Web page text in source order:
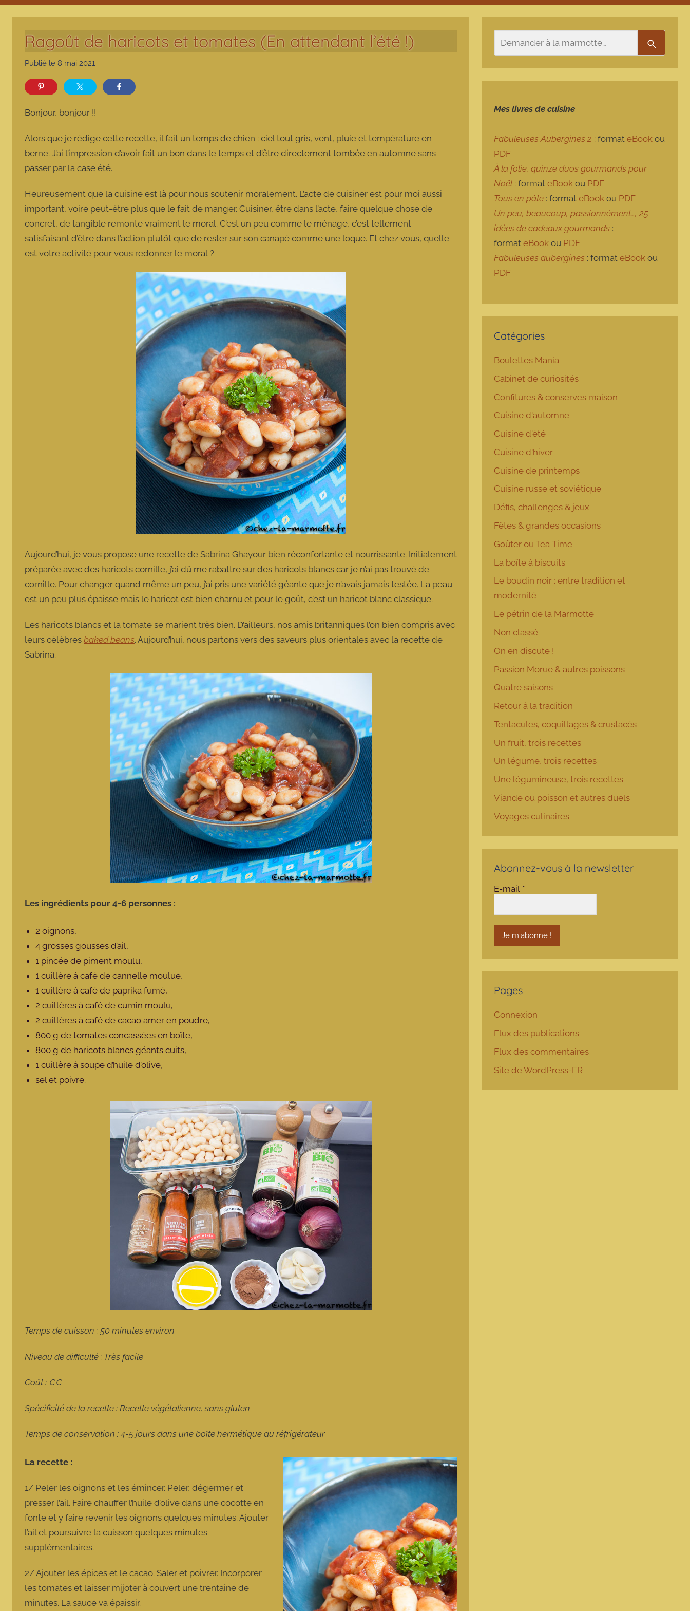
Ragoût de haricots et tomates (En attendant l’été !)
Publié le 8 mai 2021
r
a
m
o
t
e
Bonjour, bonjour !!
Alors que je rédige cette recette, il fait un temps de chien : ciel tout gris, vent, pluie et température en
berne. J’ai l’impression d’avoir fait un bon dans le temps et d’être directement tombée en automne sans
passer par la case été.
Heureusement que la cuisine est là pour nous soutenir moralement. L’acte de cuisiner est pour moi aussi
important, voire peut-être plus que le fait de manger. Cuisiner, être dans l’acte, faire quelque chose de
concret, de tangible remonte vraiment le moral. C’est un peu comme le ménage, c’est tellement
satisfaisant d’être dans l’action plutôt que de rester sur son canapé comme une loque. Et chez vous, quelle
est votre activité pour vous redonner le moral ?
Aujourd’hui, je vous propose une recette de Sabrina Ghayour bien réconfortante et nourrissante. Initialement
préparée avec des haricots cornille, j’ai dû me rabattre sur des haricots blancs car je n’ai pas trouvé de
cornille. Pour changer quand même un peu, j’ai pris une variété géante que je n’avais jamais testée. La peau
est un peu plus épaisse mais le haricot est bien charnu et pour le goût, c’est un haricot blanc classique.
Les haricots blancs et la tomate se marient très bien. D’ailleurs, nos amis britanniques l’on bien compris avec
leurs célèbres baked beans. Aujourd’hui, nous partons vers des saveurs plus orientales avec la recette de
Sabrina.
Les ingrédients pour 4-6 personnes :
2 oignons,
4 grosses gousses d’ail,
1 pincée de piment moulu,
1 cuillère à café de cannelle moulue,
1 cuillère à café de paprika fumé,
2 cuillères à café de cumin moulu,
2 cuillères à café de cacao amer en poudre,
800 g de tomates concassées en boîte,
800 g de haricots blancs géants cuits,
1 cuillère à soupe d’huile d’olive,
sel et poivre.
Temps de cuisson : 50 minutes environ
Niveau de difficulté : Très facile
Coût : €€
Spécificité de la recette : Recette végétalienne, sans gluten
Temps de conservation : 4-5 jours dans une boîte hermétique au réfrigérateur
La recette :
1/ Peler les oignons et les émincer. Peler, dégermer et
presser l’ail. Faire chauffer l’huile d’olive dans une cocotte en
fonte et y faire revenir les oignons quelques minutes. Ajouter
l’ail et poursuivre la cuisson quelques minutes
supplémentaires.
2/ Ajouter les épices et le cacao. Saler et poivrer. Incorporer
les tomates et laisser mijoter à couvert une trentaine de
minutes. La sauce va épaissir.
Mes livres de cuisine
Fabuleuses Aubergines 2 : formateBook ou
PDF
À la folie, quinze duos gourmands pour
Noël : formateBook ou PDF
Tous en pâte : formateBook ou PDF
Un peu, beaucoup, passionnément…, 25
idées de cadeaux gourmands :
formateBook ou PDF
Fabuleuses aubergines : formateBook ou
PDF
Catégories
Boulettes Mania
Cabinet de curiosités
Confitures & conserves maison
Cuisine d'automne
Cuisine d'été
Cuisine d'hiver
Cuisine de printemps
Cuisine russe et soviétique
Défis, challenges & jeux
Fêtes & grandes occasions
Goûter ou Tea Time
La boîte à biscuits
Le boudin noir : entre tradition et
modernité
Le pétrin de la Marmotte
Non classé
On en discute !
Passion Morue & autres poissons
Quatre saisons
Retour à la tradition
Tentacules, coquillages & crustacés
Un fruit, trois recettes
Un légume, trois recettes
Une légumineuse, trois recettes
Viande ou poisson et autres duels
Voyages culinaires
Abonnez-vous à la newsletter
E-mail *
Pages
Connexion
Flux des publications
Flux des commentaires
Site de WordPress-FR